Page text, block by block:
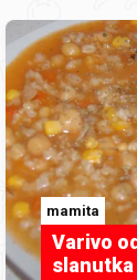
mamita
Varivo
slanutka